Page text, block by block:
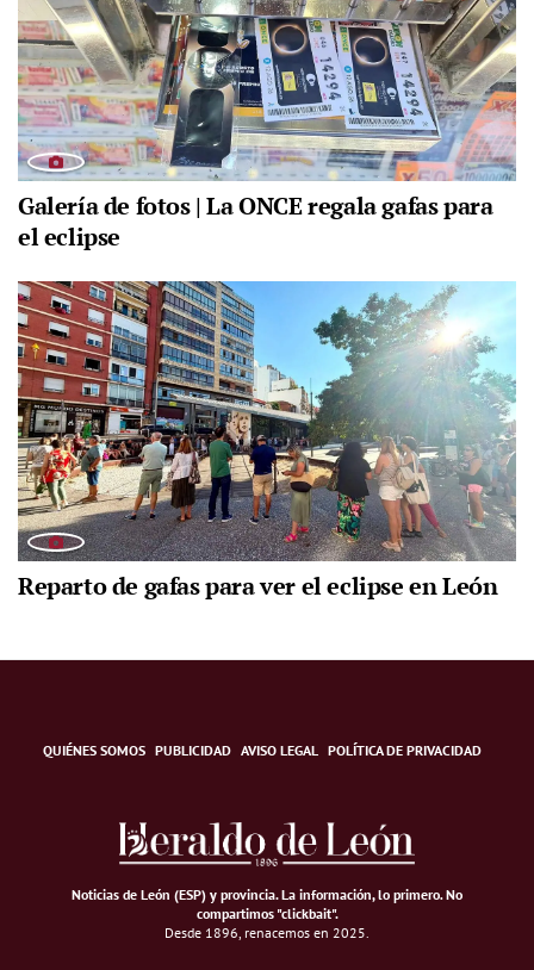
Galería de fotos | La ONCE regala gafas para
el eclipse
Reparto de gafas para ver el eclipse en León
QUIÉNES SOMOS PUBLICIDAD AVISO LEGAL POLÍTICA DE PRIVACIDAD
Noticias de León (ESP) y provincia. La información, lo primero.No
compartimos "clickbait".
Desde 1896, renacemos en 2025.